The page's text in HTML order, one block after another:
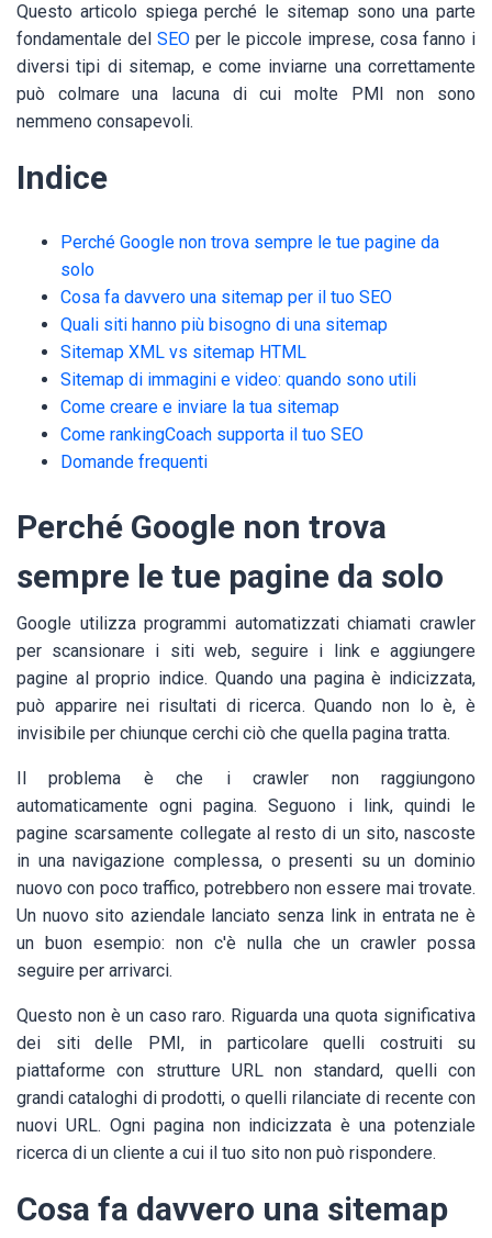
Questo articolo spiega perché le sitemap sono una parte
fondamentale del SEO per le piccole imprese, cosa fanno i
diversi tipi di sitemap, e come inviarne una correttamente
può colmare una lacuna di cui molte PMI non sono
nemmeno consapevoli.
Indice
Perché Google non trova sempre le tue pagine da
solo
Cosa fa davvero una sitemap per il tuo SEO
Quali siti hanno più bisogno di una sitemap
Sitemap XML vs sitemap HTML
Sitemap di immagini e video: quando sono utili
Come creare e inviare la tua sitemap
Come rankingCoach supporta il tuo SEO
Domande frequenti
Perché Google non trova
sempre le tue pagine da solo
Google utilizza programmi automatizzati chiamati crawler
per scansionare i siti web, seguire i link e aggiungere
pagine al proprio indice. Quando una pagina è indicizzata,
può apparire nei risultati di ricerca. Quando non lo è, è
invisibile per chiunque cerchi ciò che quella pagina tratta.
Il problema è che i crawler non raggiungono
automaticamente ogni pagina. Seguono i link, quindi le
pagine scarsamente collegate al resto di un sito, nascoste
in una navigazione complessa, o presenti su un dominio
nuovo con poco traffico, potrebbero non essere mai trovate.
Un nuovo sito aziendale lanciato senza link in entrata ne è
un buon esempio: non c'è nulla che un crawler possa
seguire per arrivarci.
Questo non è un caso raro. Riguarda una quota significativa
dei siti delle PMI, in particolare quelli costruiti su
piattaforme con strutture URL non standard, quelli con
grandi cataloghi di prodotti, o quelli rilanciate di recente con
nuovi URL. Ogni pagina non indicizzata è una potenziale
ricerca di un cliente a cui il tuo sito non può rispondere.
Cosa fa davvero una sitemap